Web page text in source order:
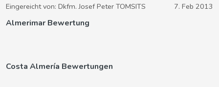
Eingereicht von: Dkfm. Josef Peter TOMSITS 7. Feb 2013
Almerimar Bewertung
Costa Almería Bewertungen